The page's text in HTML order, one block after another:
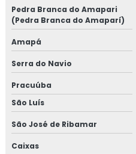
Pedra Branca do Amapari
(Pedra Branca do Amaparí)
Amapá
Serra do Navio
Pracuúba
São Luís
São José de Ribamar
Caixas